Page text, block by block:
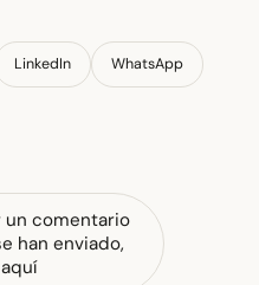
LinkedIn WhatsApp
un comentario
han enviado,